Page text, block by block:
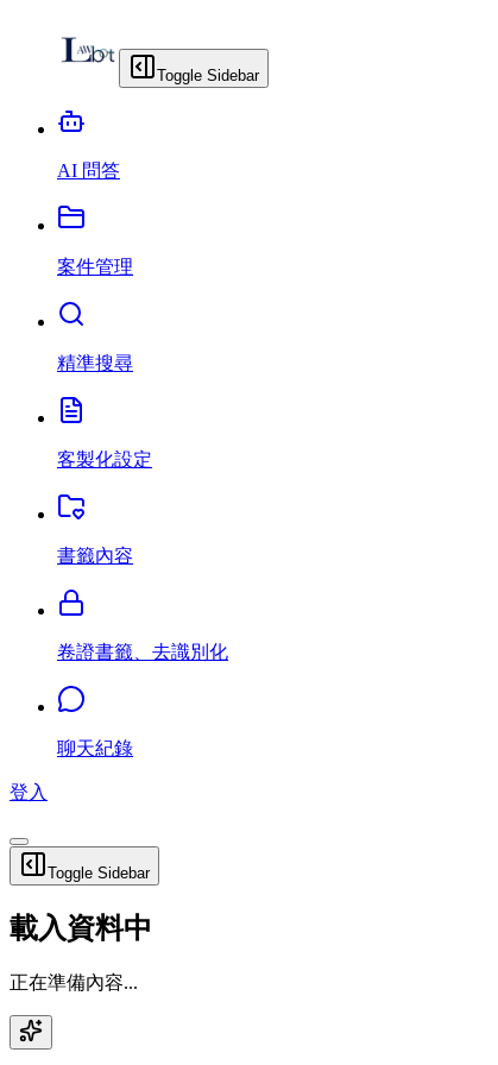
Toggle Sidebar
AI 問答
案件管理
精準搜尋
客製化設定
書籤內容
卷證書籤、去識別化
聊天紀錄
登入
Toggle Sidebar
載入資料中
正在準備內容...